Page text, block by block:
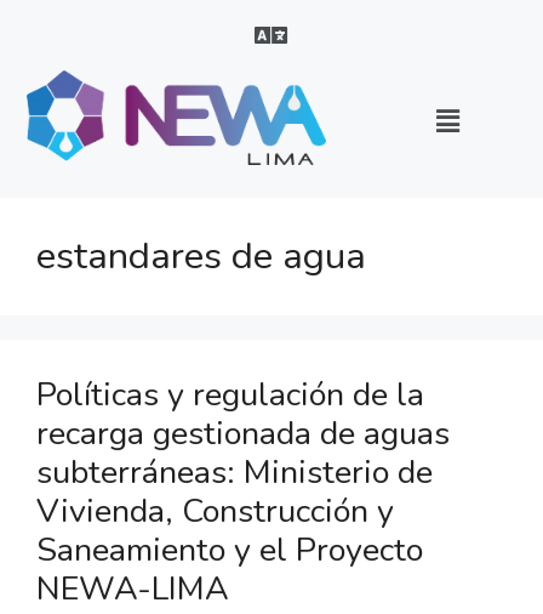
estandares de agua
Políticas y regulación de la
recarga gestionada de aguas
subterráneas: Ministerio de
Vivienda, Construcción y
Saneamiento y el Proyecto
NEWA-LIMA